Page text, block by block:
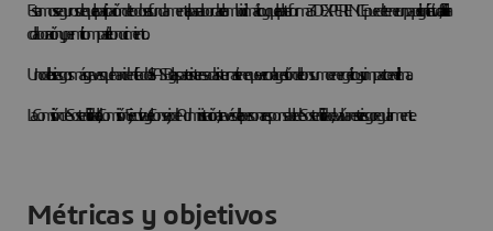
Estamos seguros de que la participación de todos es fundamental para abordar el cambio climático y que la plataforma3DEXPERIENCE puede tener un papel significativo, al facilitar la
colaboración y permitir compartir el conocimiento.
Uno de los riesgos más graves que han identificado el SASB y las partes interesadas internas tiene que ver con la gestión del consumo energético y su impacto en el clima.
La Comisión de Sostenibilidad, la Comisión Ejecutiva y el Consejo de Administración, a través de la persona responsable de Sostenibilidad, evalúan este riesgo regularmente.
Métricas y objetivos